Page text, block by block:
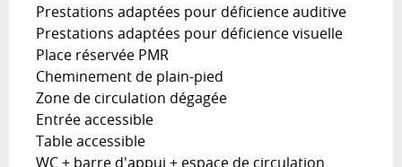
Prestations adaptées pour déficience auditive
Prestations adaptées pour déficience visuelle
Place réservée PMR
Cheminement de plain-pied
Zone de circulation dégagée
Entrée accessible
Table accessible
WC + barre d'appui + espace de circulation